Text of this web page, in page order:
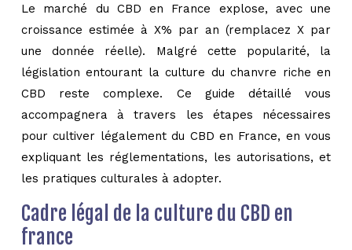
Le marché du CBD en France explose, avec une
croissance estimée à X% par an (remplacez X par
une donnée réelle). Malgré cette popularité, la
législation entourant la culture du chanvre riche en
CBD reste complexe. Ce guide détaillé vous
accompagnera à travers les étapes nécessaires
pour cultiver légalement du CBD en France, en vous
expliquant les réglementations, les autorisations, et
les pratiques culturales à adopter.
Cadre légal de la culture du CBD en
france